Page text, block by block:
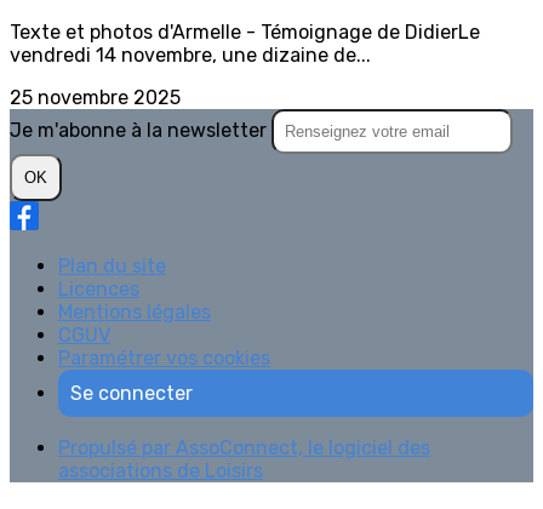
Texte et photos d'Armelle - Témoignage de DidierLe
vendredi 14 novembre, une dizaine de...
25 novembre 2025
Je m'abonne à la newsletter
OK
Plan du site
Licences
Mentions légales
CGUV
Paramétrer vos cookies
Se connecter
Propulsé par AssoConnect, le logiciel des
associations de Loisirs